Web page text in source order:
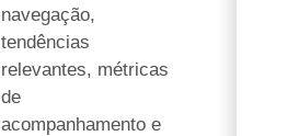
navegação,
tendências
relevantes, métricas
de
acompanhamento e